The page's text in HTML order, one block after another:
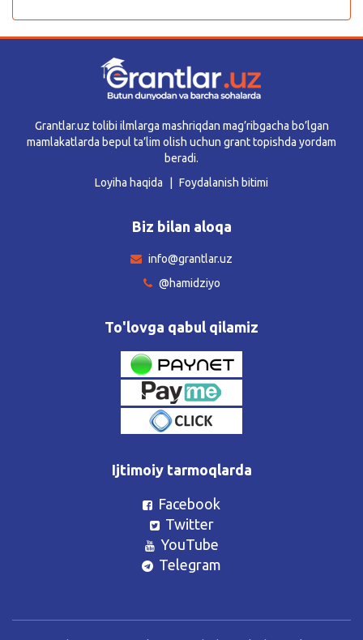
Grantlar.uz tolibi ilmlarga mashriqdan mag’ribgacha bo’lgan
mamlakatlarda bepul ta’lim olish uchun grant topishda yordam
beradi.
Loyiha haqida
Foydalanish bitimi
Biz bilan aloqa
info@grantlar.uz
@hamidziyo
To'lovga qabul qilamiz
Ijtimoiy tarmoqlarda
Facebook
Twitter
YouTube
Telegram